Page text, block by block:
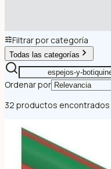
Filtrar por categoría
Todas las categorías
Ordenar por
32 productos encontrados